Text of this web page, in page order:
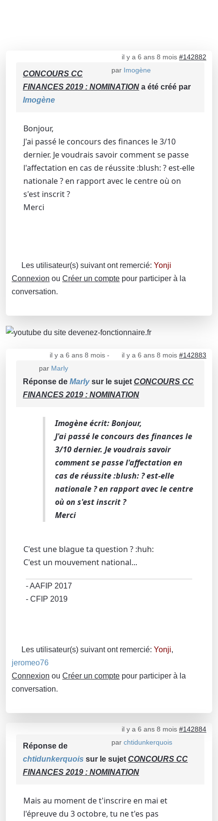
il y a 6 ans 8 mois #142882
par Imogène
CONCOURS CC
FINANCES 2019 : NOMINATION a été créé par
Imogène
Bonjour,
J'ai passé le concours des finances le 3/10
dernier. Je voudrais savoir comment se passe
l'affectation en cas de réussite :blush: ? est-elle
nationale ? en rapport avec le centre où on
s'est inscrit ?
Merci
Les utilisateur(s) suivant ont remercié: Yonji
Connexion ou Créer un compte pour participer à la
conversation.
il y a 6 ans 8 mois- il y a 6 ans 8 mois #142883
par Marly
Réponse de Marlysur le sujet CONCOURS CC
FINANCES 2019 : NOMINATION
Imogène écrit: Bonjour,
J'ai passé le concours des finances le
3/10 dernier. Je voudrais savoir
comment se passe l'affectation en
cas de réussite :blush: ? est-elle
nationale ? en rapport avec le centre
où on s'est inscrit ?
Merci
C'est une blague ta question ? :huh:
C'est un mouvement national...
- AAFIP 2017
- CFIP 2019
Les utilisateur(s) suivant ont remercié: Yonji,
jeromeo76
Connexion ou Créer un compte pour participer à la
conversation.
il y a 6 ans 8 mois #142884
par chtidunkerquois
Réponse de
chtidunkerquois sur le sujet CONCOURS CC
FINANCES 2019 : NOMINATION
Mais au moment de t'inscrire en mai et
l'épreuve du 3 octobre, tu ne t'es pas